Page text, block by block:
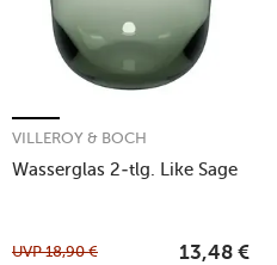
Wasserglas 2-tlg. Like Sage
VILLEROY & BOCH
UVP18,90 € 13,48 €